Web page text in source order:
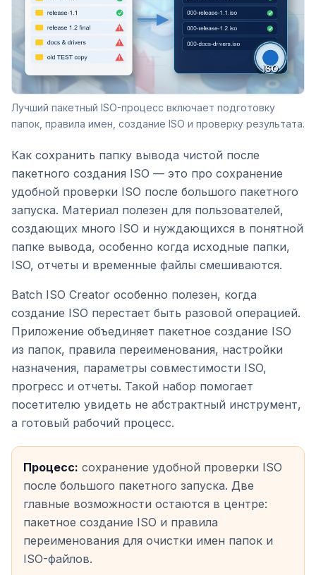
Лучший пакетный ISO-процесс включает подготовку
папок, правила имен, создание ISO и проверку результата.
Как сохранить папку вывода чистой после
пакетного создания ISO — это про сохранение
удобной проверки ISO после большого пакетного
запуска. Материал полезен для пользователей,
создающих много ISO и нуждающихся в понятной
папке вывода, особенно когда исходные папки,
ISO, отчеты и временные файлы смешиваются.
Batch ISO Creator особенно полезен, когда
создание ISO перестает быть разовой операцией.
Приложение объединяет пакетное создание ISO
из папок, правила переименования, настройки
назначения, параметры совместимости ISO,
прогресс и отчеты. Такой набор помогает
посетителю увидеть не абстрактный инструмент,
а готовый рабочий процесс.
Процесс: сохранение удобной проверки ISO
после большого пакетного запуска. Две
главные возможности остаются в центре:
пакетное создание ISO и правила
переименования для очистки имен папок и
ISO-файлов.